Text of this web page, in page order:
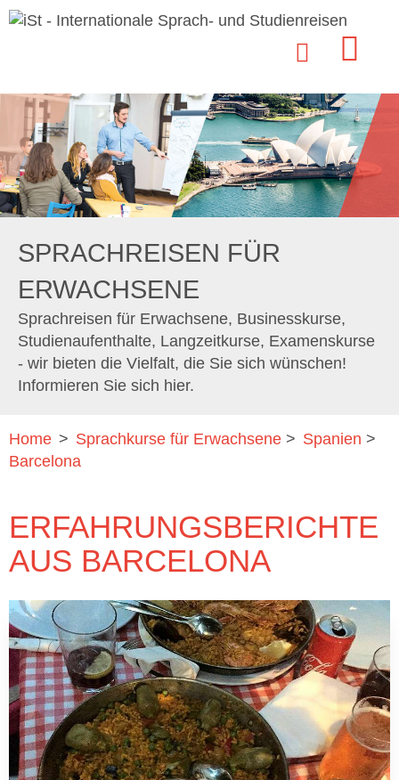
SPRACHREISEN FÜR
ERWACHSENE
Sprachreisen für Erwachsene, Businesskurse,
Studienaufenthalte, Langzeitkurse, Examenskurse
- wir bieten die Vielfalt, die Sie sich wünschen!
Informieren Sie sich hier.
Home > Sprachkurse für Erwachsene > Spanien >
Barcelona
ERFAHRUNGSBERICHTE
AUS BARCELONA